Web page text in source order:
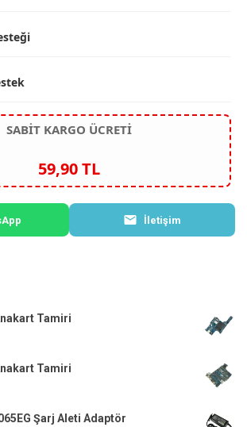
SABİT KARGO ÜCRETİ
59,90 TL
İletişim
Tamiri
Tamiri
Şarj Aleti Adaptör